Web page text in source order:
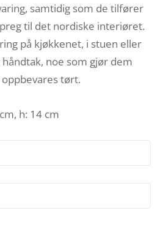
samtidig som de tilfører
til det nordiske interiøret.
på kjøkkenet, i stuen eller
noe som gjør dem
tørt.
h: 14 cm